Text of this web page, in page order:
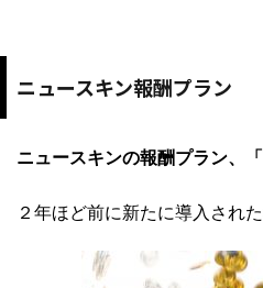
ニュースキン報酬プラン
ニュースキンの報酬プラン、
２年ほど前に新たに導入され